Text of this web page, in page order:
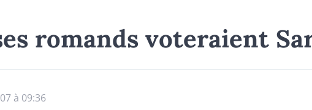
romands voteraient
à 09:36